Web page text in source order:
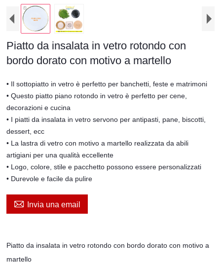
Piatto da insalata in vetro rotondo con
bordo dorato con motivo a martello
• Il sottopiatto in vetro è perfetto per banchetti, feste e matrimoni
• Questo piatto piano rotondo in vetro è perfetto per cene,
decorazioni e cucina
• I piatti da insalata in vetro servono per antipasti, pane, biscotti,
dessert, ecc
• La lastra di vetro con motivo a martello realizzata da abili
artigiani per una qualità eccellente
• Logo, colore, stile e pacchetto possono essere personalizzati
• Durevole e facile da pulire
 Invia una email
Piatto da insalata in vetro rotondo con bordo dorato con motivo a
martello